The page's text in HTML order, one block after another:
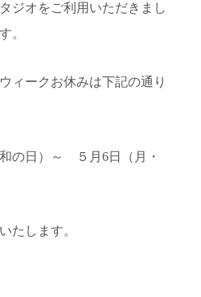
ジオをご利用いただきまし
。
ィークお休みは下記の通り
の日）～ ５月6日（月・
たします。